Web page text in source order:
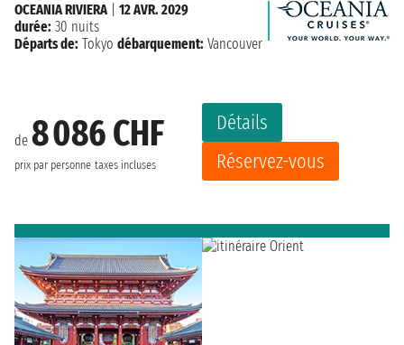
de 8 086 CHF
prix par personne taxes incluses
Détails
Réservez-vous
OCEANIA RIVIERA| 12 AVR. 2029
durée: 30 nuits
Départs de: Tokyo débarquement: Vancouver